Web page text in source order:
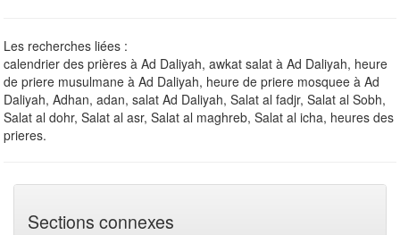
Les recherches liées :
calendrier des prières à Ad Daliyah, awkat salat à Ad Daliyah, heure
de priere musulmane à Ad Daliyah, heure de priere mosquee à Ad
Daliyah, Adhan, adan, salat Ad Daliyah, Salat al fadjr, Salat al Sobh,
Salat al dohr, Salat al asr, Salat al maghreb, Salat al icha, heures des
prieres.
Sections connexes